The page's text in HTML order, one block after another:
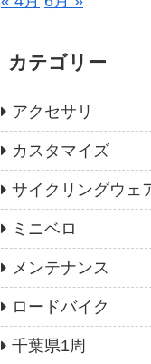
カテゴリー
アクセサリ
カスタマイズ
サイクリングウェ
ミニベロ
メンテナンス
ロードバイク
千葉県1周